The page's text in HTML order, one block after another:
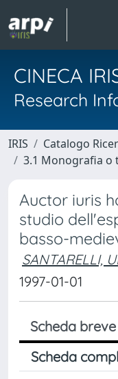
CINECA
Research
IRIS Catalogo
3.1 Monografia
Auctor iuris
studio
basso-
SANTARELLI,
1997-01-01
Scheda breve
Scheda